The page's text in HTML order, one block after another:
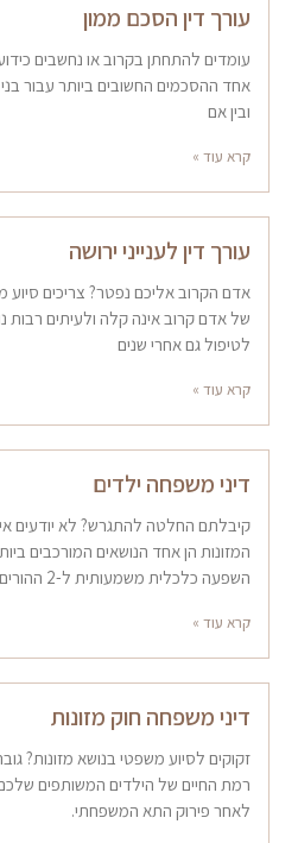
עורך דין הסכם ממון
עומדים להתחתן בקרוב או נחשבים
אחד ההסכמים החשובים ביותר עבור בני
ובין אם
קרא עוד »
עורך דין לענייני ירושה
אדם הקרוב אליכם נפטר? צריכים סיוע
של אדם קרוב אינה קלה ולעיתים רבות
לטיפול גם אחרי שנים
קרא עוד »
דיני משפחה ילדים
קיבלתם החלטה להתגרש? לא יודעים
המזונות הן אחד הנושאים המורכבים
השפעה כלכלית משמעותית ל-2 ההורים. בתחום
קרא עוד »
דיני משפחה חוק מזונות
זקוקים לסיוע משפטי בנושא מזונות?
רמת החיים של הילדים המשותפים
לאחר פירוק התא המשפחתי.